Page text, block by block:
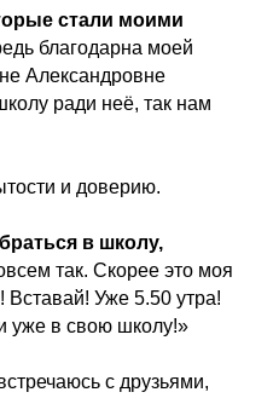
стали моими
благодарна моей
Александровне
ради неё, так нам
и доверию.
в школу,
так. Скорее это моя
Вставай! Уже 5.50 утра!
уже в свою школу!»
с друзьями,